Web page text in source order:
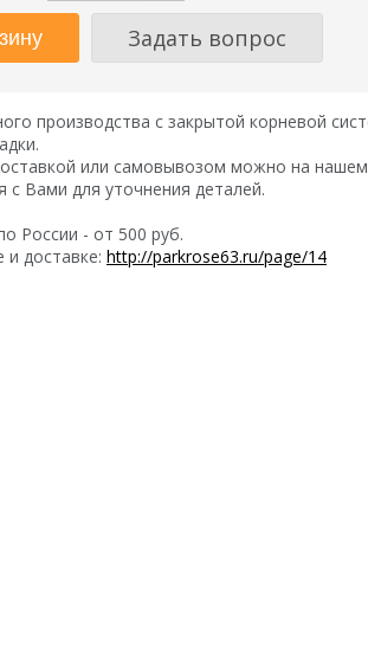
Задать вопрос
производства с закрытой корневой
или самовывозом можно на
Вами для уточнения деталей.
России - от 500 руб.
и доставке: http://parkrose63.ru/page/14